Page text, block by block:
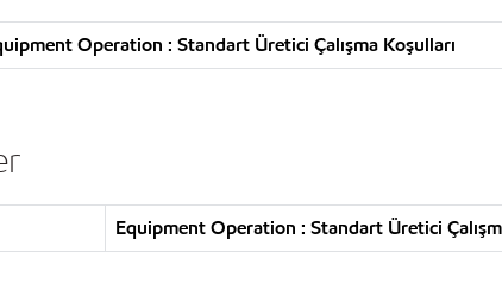
Operation : Standart Üretici Çalışma Koşulları
Equipment Operation : Standart Üretici